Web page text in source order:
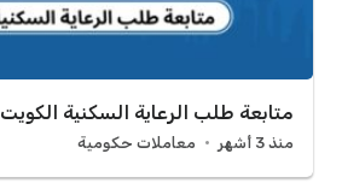
متابعة طلب الرعاية السكنية الكويت
منذ 3 أشهر معاملات حكومية